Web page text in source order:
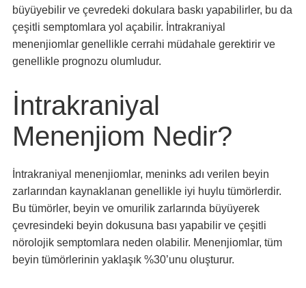
büyüyebilir ve çevredeki dokulara baskı yapabilirler, bu da
çeşitli semptomlara yol açabilir. İntrakraniyal
menenjiomlar genellikle cerrahi müdahale gerektirir ve
genellikle prognozu olumludur.
İntrakraniyal
Menenjiom Nedir?
İntrakraniyal menenjiomlar, meninks adı verilen beyin
zarlarından kaynaklanan genellikle iyi huylu tümörlerdir.
Bu tümörler, beyin ve omurilik zarlarında büyüyerek
çevresindeki beyin dokusuna bası yapabilir ve çeşitli
nörolojik semptomlara neden olabilir. Menenjiomlar, tüm
beyin tümörlerinin yaklaşık %30’unu oluşturur.